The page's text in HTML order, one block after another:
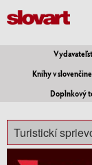
Knihy v
Doplnkový